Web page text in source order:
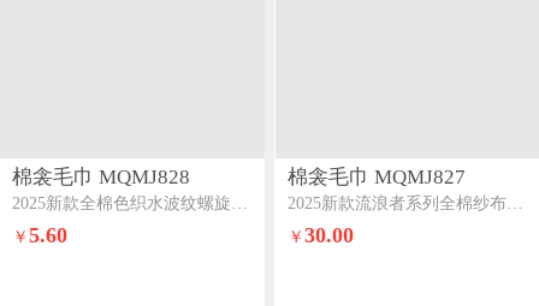
棉衾毛巾 MQMJ828
2025新款全棉色织水波纹螺旋套巾（特惠系列）蓝色
￥5.60
棉衾毛巾 MQMJ827
2025新款流浪者系列全棉纱布浴巾星空熊
￥ 30.00